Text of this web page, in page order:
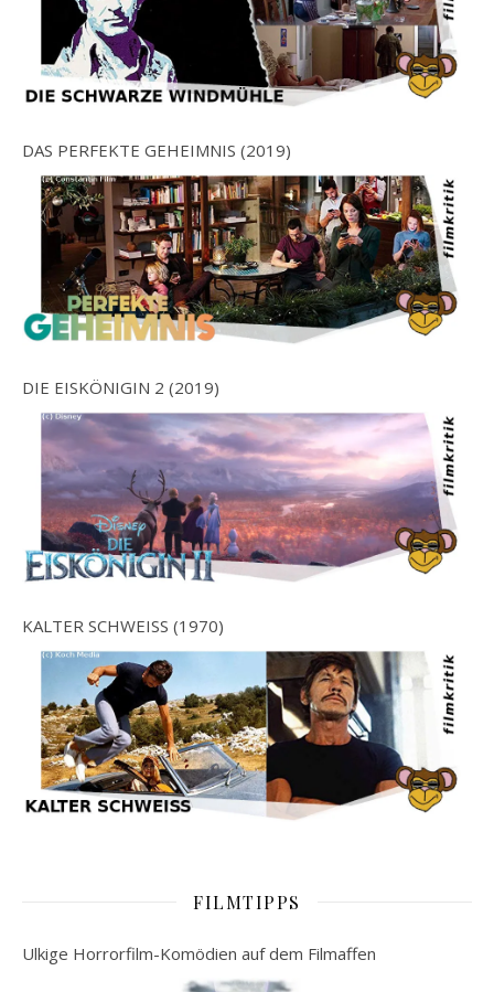
DAS PERFEKTE GEHEIMNIS (2019)
DIE EISKÖNIGIN 2 (2019)
KALTER SCHWEISS (1970)
FILMTIPPS
Ulkige Horrorfilm-Komödien auf dem Filmaffen